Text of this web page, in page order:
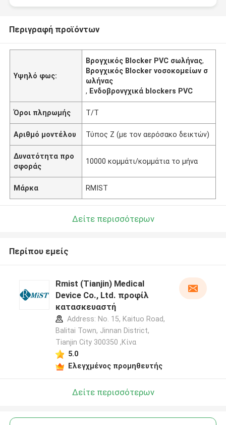
Περιγραφή προϊόντων
Υψηλό φως:
Βρογχικός Blocker PVC σωλήνας,
Βρογχικός Blocker νοσοκομείων σ
ωλήνας
, Ενδοβρονγχικά blockers PVC
Όροι πληρωμής T/T
Αριθμό μοντέλου Τύπος Ζ (με τον αερόσακο δεικτών)
Δυνατότητα προ
σφοράς
10000 κομμάτι/κομμάτια το μήνα
Μάρκα RMIST
Δείτε περισσότερων
Περίπου εμείς
Rmist (Tianjin) Medical
Device Co., Ltd. προφίλ
κατασκευαστή
Address: No. 15, Kaituo Road,
Balitai Town, Jinnan District,
Tianjin City 300350 ,Κίνα
5.0
Ελεγχμένος προμηθευτής
Δείτε περισσότερων